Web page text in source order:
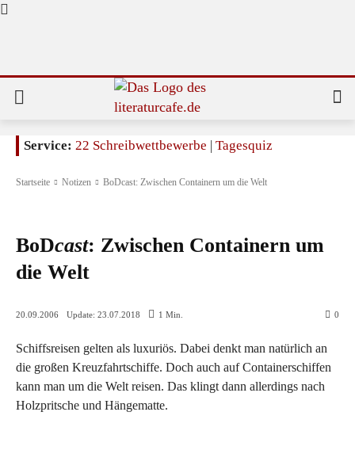
Service: 22 Schreibwettbewerbe | Tagesquiz
Startseite Notizen BoDcast: Zwischen Containern um die Welt
BoDcast: Zwischen Containern um
die Welt
20.09.2006 Update: 23.07.2018 1 Min. 0
Schiffsreisen gelten als luxuriös. Dabei denkt man natürlich an
die großen Kreuzfahrtschiffe. Doch auch auf Containerschiffen
kann man um die Welt reisen. Das klingt dann allerdings nach
Holzpritsche und Hängematte.